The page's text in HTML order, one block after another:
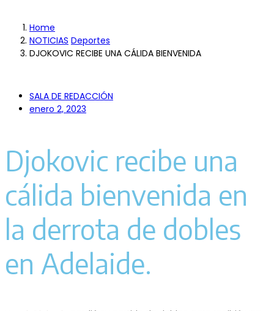
Home
NOTICIAS Deportes
DJOKOVIC RECIBE UNA CÁLIDA BIENVENIDA
SALA DE REDACCIÓN
enero 2, 2023
Djokovic recibe una
cálida bienvenida en
la derrota de dobles
en Adelaide.